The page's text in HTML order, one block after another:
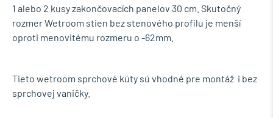
1 alebo 2 kusy zakončovacích panelov 30 cm. Skutočný
rozmer Wetroom stien bez stenového profilu je menší
oproti menovitému rozmeru o -62mm.
Tieto wetroom sprchové kúty sú vhodné pre montáž i bez
sprchovej vaničky.